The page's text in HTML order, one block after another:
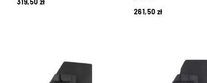
319,50 zł
261,50 zł